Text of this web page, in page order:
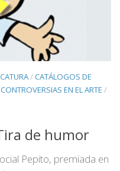
/CATÁLOGOS DE
CONTROVERSIAS EN EL ARTE /
de humor
Pepito, premiada en